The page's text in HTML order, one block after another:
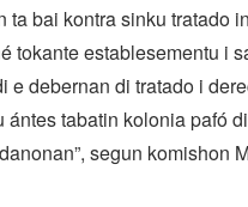
bai kontra sinku tratado
tokante establesementu i
debernan di tratado i
tabatin kolonia pafó
segun komishon